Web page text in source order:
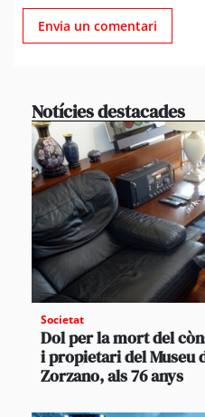
Notícies destacades
Societat
Dol per la mort del
i propietari del Museu
Zorzano, als 76 anys